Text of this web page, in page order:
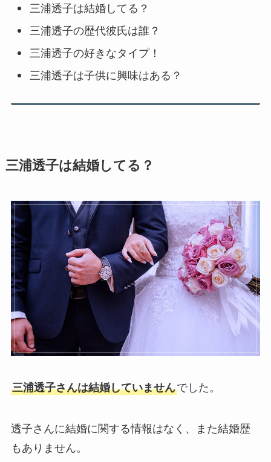
三浦透子は結婚してる？
三浦透子の歴代彼氏は誰？
三浦透子の好きなタイプ！
三浦透子は子供に興味はある？
三浦透子は結婚してる？
三浦透子さんは結婚していませんでした。
透子さんに結婚に関する情報はなく、また結婚歴
もありません。